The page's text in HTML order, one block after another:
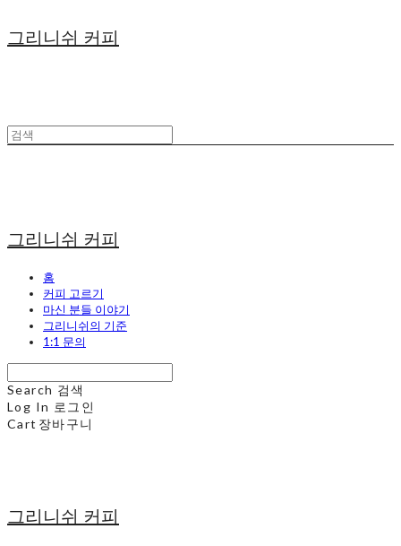
그리니쉬 커피
그리니쉬 커피
홈
커피 고르기
마신 분들 이야기
그리니쉬의 기준
1:1 문의
Search 검색
Log In 로그인
Cart 장바구니
그리니쉬 커피